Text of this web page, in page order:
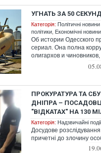
УГНАТЬ ЗА 50
Категорія: Політичні
політики Економічні
Об истории Одесского
сериал. Она полна
олигархов и
ПРОКУРАТУРА ТА
ДНІПРА –
"ВІДКАТАХ" НА 130
Категорія: Надзвичайні
Досудове
причетні до злочину